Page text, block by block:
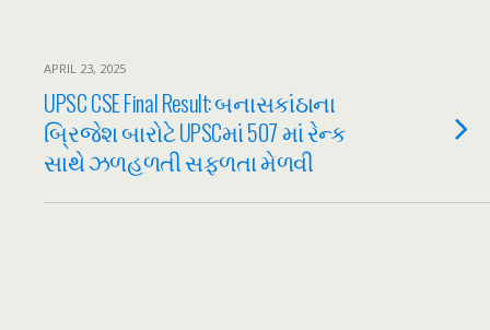
APRIL 23, 2025
UPSC CSE Final Result: બનાસકાંઠાના
બ્રિજેશ બારોટે UPSCમાં 507 માં રેન્ક
સાથે ઝળહળતી સફળતા મેળવી